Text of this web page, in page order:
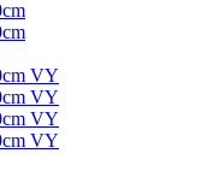
VY
VY
VY
VY